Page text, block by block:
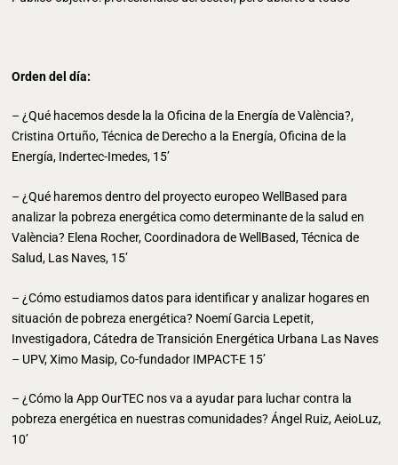
Orden del día:
– ¿Qué hacemos desde la la Oficina de la Energía de València?,
Cristina Ortuño, Técnica de Derecho a la Energía, Oficina de la
Energía, Indertec-Imedes, 15’
– ¿Qué haremos dentro del proyecto europeo WellBased para
analizar la pobreza energética como determinante de la salud en
València? Elena Rocher, Coordinadora de WellBased, Técnica de
Salud, Las Naves, 15’
– ¿Cómo estudiamos datos para identificar y analizar hogares en
situación de pobreza energética? Noemí Garcia Lepetit,
Investigadora, Cátedra de Transición Energética Urbana Las Naves
– UPV, Ximo Masip, Co-fundador IMPACT-E 15’
– ¿Cómo la App OurTEC nos va a ayudar para luchar contra la
pobreza energética en nuestras comunidades? Ángel Ruiz, AeioLuz,
10’